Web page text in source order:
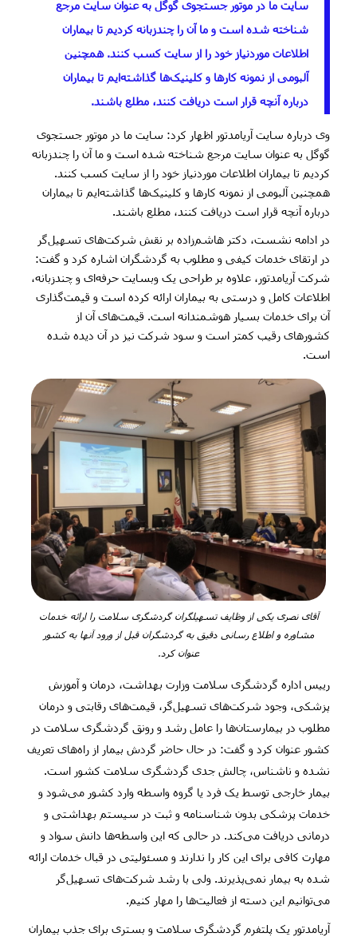
سایت ما در موتور جستجوی گوگل به عنوان سایت مرجع
شناخته شده است و ما آن را چندزبانه کردیم تا بیماران
اطلاعات موردنیاز خود را از سایت کسب کنند. همچنین
آلبومی از نمونه کارها و کلینیک‌ها گذاشته‌ایم تا بیماران
درباره آنچه قرار است دریافت کنند، مطلع باشند.
وی درباره سایت آریامدتور اظهار کرد: سایت ما در موتور جستجوی
گوگل به عنوان سایت مرجع شناخته شده است و ما آن را چندزبانه
کردیم تا بیماران اطلاعات موردنیاز خود را از سایت کسب کنند.
همچنین آلبومی از نمونه کارها و کلینیک‌ها گذاشته‌ایم تا بیماران
درباره آنچه قرار است دریافت کنند، مطلع باشند.
در ادامه نشست، دکتر هاشم‌زاده بر نقش شرکت‌های تسهیل‌گر
در ارتقای خدمات کیفی و مطلوب به گردشگران اشاره کرد و گفت:
شرکت آریامدتور، علاوه بر طراحی یک وبسایت حرفه‌ای و چندزبانه،
اطلاعات کامل و درستی به بیماران ارائه کرده است و قیمت‌گذاری
آن برای خدمات بسیار هوشمندانه است. قیمت‌های آن از
کشورهای رقیب کمتر است و سود شرکت نیز در آن دیده شده
است.
آقای نصری یکی از وظایف تسهیلگران گردشگری سلامت را ارائه خدمات
مشاوره و اطلاع رسانی دقیق به گردشگران قبل از ورود آنها به کشور
عنوان کرد.
رییس اداره گردشگری سلامت وزارت بهداشت، درمان و آموزش
پزشکی، وجود شرکت‌های تسهیل‌گر، قیمت‌های رقابتی و درمان
مطلوب در بیمارستان‌ها را عامل رشد و رونق گردشگری سلامت در
کشور عنوان کرد و گفت: در حال حاضر گردش بیمار از راه‌های تعریف
نشده و ناشناس، چالش جدی گردشگری سلامت کشور است.
بیمار خارجی توسط یک فرد یا گروه واسطه وارد کشور می‌شود و
خدمات پزشکی بدون شناسنامه و ثبت در سیستم بهداشتی و
درمانی دریافت می‌کند. در حالی که این واسطه‌ها دانش سواد و
مهارت کافی برای این کار را ندارند و مسئولیتی در قبال خدمات ارائه
شده به بیمار نمی‌پذیرند. ولی با رشد شرکت‌های تسهیل‌گر
می‌توانیم این دسته از فعالیت‌ها را مهار کنیم.
آریامدتور یک پلتفرم گردشگری سلامت و بستری برای جذب بیماران